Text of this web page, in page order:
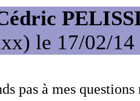
le 17/02/14
pas à mes